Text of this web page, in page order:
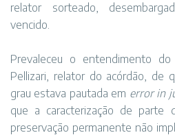
relator sorteado,
vencido.
Prevaleceu o entendimento do
Pellizari, relator do acórdão, de
grau estava pautada em error in
que a caracterização de parte
preservação permanente não